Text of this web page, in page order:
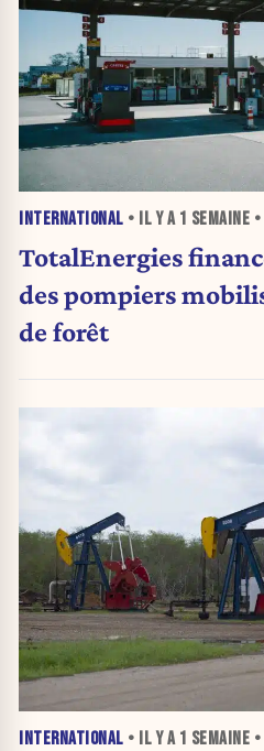
INTERNATIONAL • IL Y A 1 SEMAINE
TotalEnergies
des pompiers
de forêt
INTERNATIONAL • IL Y A 1 SEMAINE